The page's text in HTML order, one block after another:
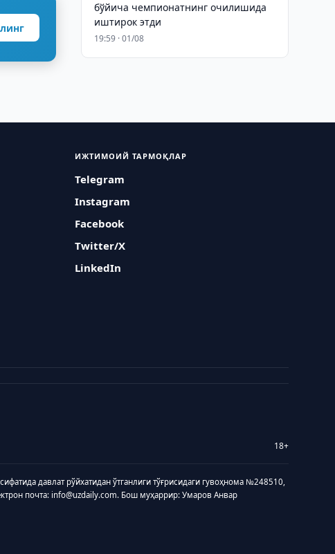
бўйича чемпионатнинг очилишида
иштирок этди
19:59 · 01/08
ИЖТИМОИЙ ТАРМОҚЛАР
Telegram
Instagram
Facebook
Twitter/X
LinkedIn
18+
давлат рўйхатидан ўтганлиги тўғрисидаги гувоҳнома №248510,
почта: info@uzdaily.com. Бош муҳаррир: Умаров Анвар